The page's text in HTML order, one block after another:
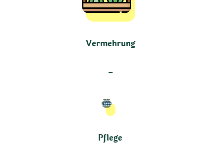
Vermehrung
–
Pflege